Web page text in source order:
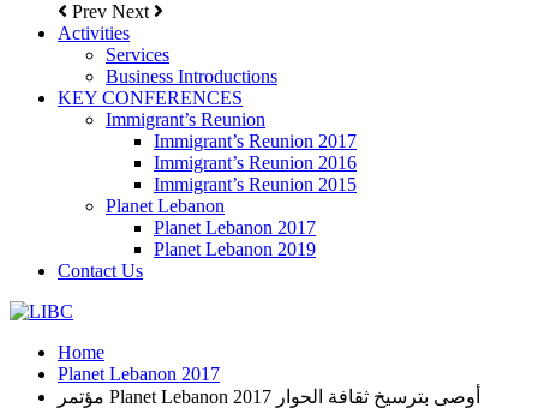
Prev Next
Activities
Services
Business Introductions
KEY CONFERENCES
Immigrant’s Reunion
Immigrant’s Reunion 2017
Immigrant’s Reunion 2016
Immigrant’s Reunion 2015
Planet Lebanon
Planet Lebanon 2017
Planet Lebanon 2019
Contact Us
Home
Planet Lebanon 2017
مؤتمر Planet Lebanon 2017 أوصى بترسيخ ثقافة الحوار